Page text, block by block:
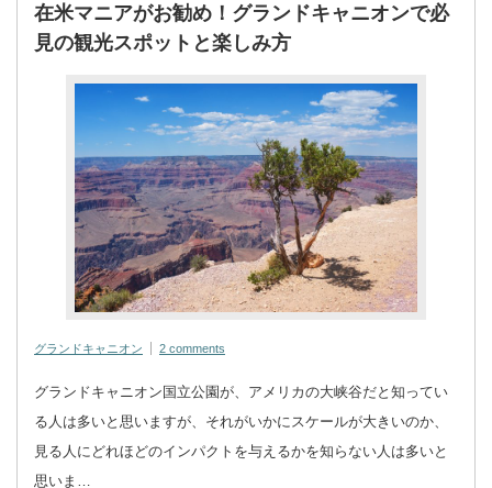
在米マニアがお勧め！グランドキャニオンで必
見の観光スポットと楽しみ方
グランドキャニオン 2 comments
グランドキャニオン国立公園が、アメリカの大峡谷だと知ってい
る人は多いと思いますが、それがいかにスケールが大きいのか、
見る人にどれほどのインパクトを与えるかを知らない人は多いと
思いま…